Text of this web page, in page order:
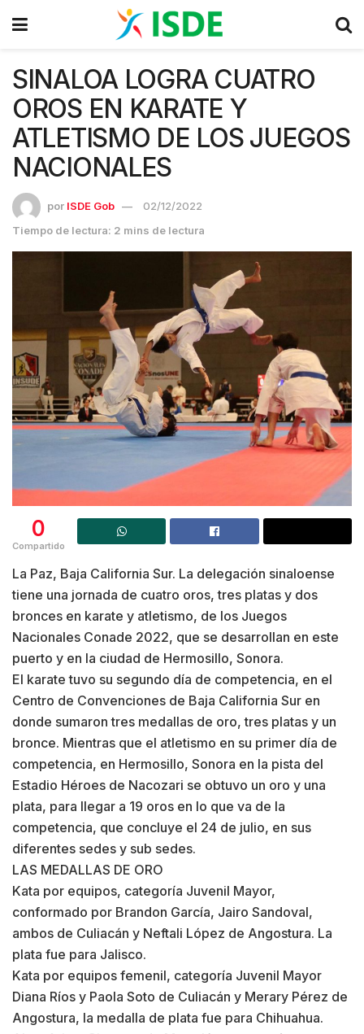
SINALOA LOGRA CUATRO
OROS EN KARATE Y
ATLETISMO DE LOS JUEGOS
NACIONALES
por ISDE Gob
02/12/2022
Tiempo de lectura: 2 mins de lectura
0
Compartido
La Paz, Baja California Sur. La delegación sinaloense
tiene una jornada de cuatro oros, tres platas y dos
bronces en karate y atletismo, de los Juegos
Nacionales Conade 2022, que se desarrollan en este
puerto y en la ciudad de Hermosillo, Sonora.
El karate tuvo su segundo día de competencia, en el
Centro de Convenciones de Baja California Sur en
donde sumaron tres medallas de oro, tres platas y un
bronce. Mientras que el atletismo en su primer día de
competencia, en Hermosillo, Sonora en la pista del
Estadio Héroes de Nacozari se obtuvo un oro y una
plata, para llegar a 19 oros en lo que va de la
competencia, que concluye el 24 de julio, en sus
diferentes sedes y sub sedes.
LAS MEDALLAS DE ORO
Kata por equipos, categoría Juvenil Mayor,
conformado por Brandon García, Jairo Sandoval,
ambos de Culiacán y Neftali López de Angostura. La
plata fue para Jalisco.
Kata por equipos femenil, categoría Juvenil Mayor
Diana Ríos y Paola Soto de Culiacán y Merary Pérez de
Angostura, la medalla de plata fue para Chihuahua.